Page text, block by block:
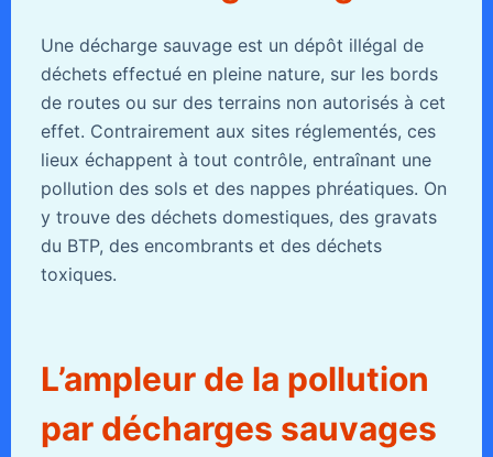
Une décharge sauvage est un dépôt illégal de
déchets effectué en pleine nature, sur les bords
de routes ou sur des terrains non autorisés à cet
effet. Contrairement aux sites réglementés, ces
lieux échappent à tout contrôle, entraînant une
pollution des sols et des nappes phréatiques. On
y trouve des déchets domestiques, des gravats
du BTP, des encombrants et des déchets
toxiques.
L’ampleur de la pollution
par décharges sauvages